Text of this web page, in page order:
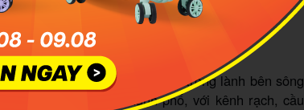
Phước, TP. Thủ Đức
– 17h00
đến không gian xanh mát và trong lành bên sông
Tây thu nhỏ” giữa thành phố, với kênh rạch, cầu